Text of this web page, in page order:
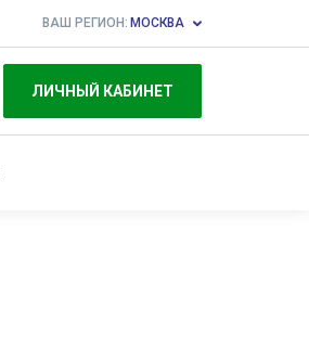
ВАШ РЕГИОН: МОСКВА
ЛИЧНЫЙ КАБИНЕТ